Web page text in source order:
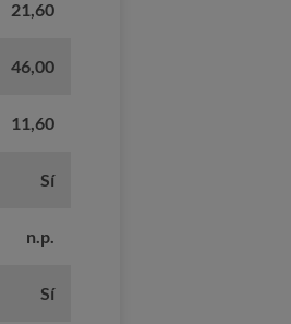
21,60
46,00
11,60
Sí
n.p.
Sí